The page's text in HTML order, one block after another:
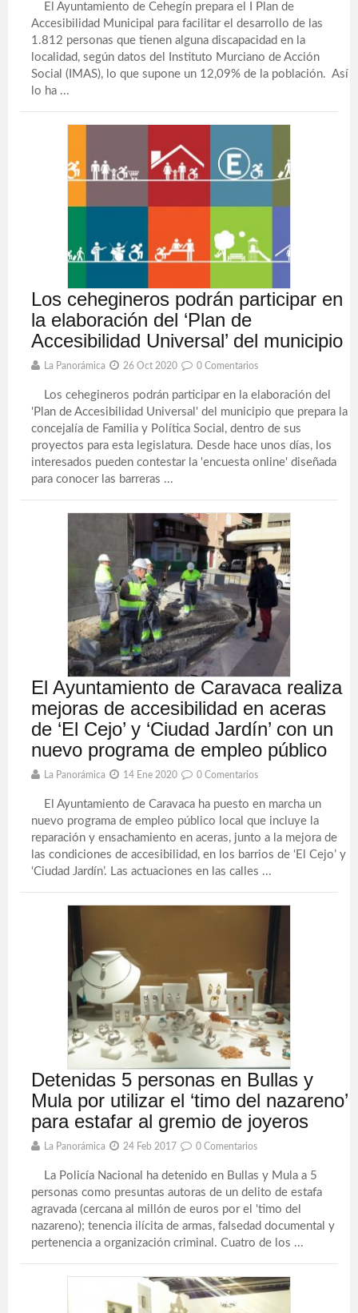
El Ayuntamiento de Cehegín prepara el I Plan de
Accesibilidad Municipal para facilitar el desarrollo de las
1.812 personas que tienen alguna discapacidad en la
localidad, según datos del Instituto Murciano de Acción
Social (IMAS), lo que supone un 12,09% de la población. Así
lo ha ...
Los cehegineros podrán participar en
la elaboración del ‘Plan de
Accesibilidad Universal’ del municipio
La Panorámica 26 Oct 2020 0 Comentarios
Los cehegineros podrán participar en la elaboración del
'Plan de Accesibilidad Universal' del municipio que prepara la
concejalía de Familia y Política Social, dentro de sus
proyectos para esta legislatura. Desde hace unos días, los
interesados pueden contestar la 'encuesta online' diseñada
para conocer las barreras ...
El Ayuntamiento de Caravaca realiza
mejoras de accesibilidad en aceras
de ‘El Cejo’ y ‘Ciudad Jardín’ con un
nuevo programa de empleo público
La Panorámica 14 Ene 2020 0 Comentarios
El Ayuntamiento de Caravaca ha puesto en marcha un
nuevo programa de empleo público local que incluye la
reparación y ensachamiento en aceras, junto a la mejora de
las condiciones de accesibilidad, en los barrios de ‘El Cejo’ y
‘Ciudad Jardín’. Las actuaciones en las calles ...
Detenidas 5 personas en Bullas y
Mula por utilizar el ‘timo del nazareno’
para estafar al gremio de joyeros
La Panorámica 24 Feb 2017 0 Comentarios
La Policía Nacional ha detenido en Bullas y Mula a 5
personas como presuntas autoras de un delito de estafa
agravada (cercana al millón de euros por el 'timo del
nazareno); tenencia ilícita de armas, falsedad documental y
pertenencia a organización criminal. Cuatro de los ...